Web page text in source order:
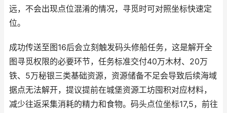
远，不会出现点位混淆的情况，寻觅时可对照坐标快速定
位。
成功传送至图16后会立刻触发码头修船任务，这是解开全
图寻觅权限的必要环节，任务标准交付40万木材、20万
铁、5万秘银三类基础资源，资源储备不足会导致后续海域
据点无法解开，提议提前在城堡资源工坊囤积对应材料，
减少往返采集消耗的精力和食物。码头点位坐标17,5，前往